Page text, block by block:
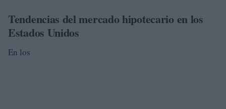
Tendencias del mercado hipotecario en los
Estados Unidos
En los